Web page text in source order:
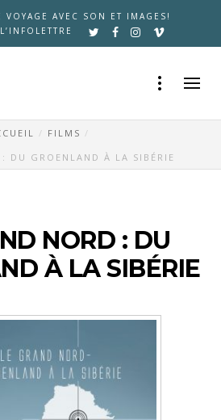
AVEC SON ET IMAGES!
FILMS
DU GROENLAND À LA SIBÉRIE
NORD : DU
À LA SIBÉRIE